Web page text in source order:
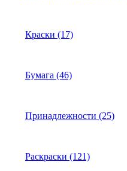
Краски (17)
Бумага (46)
Принадлежности (25)
Раскраски (121)